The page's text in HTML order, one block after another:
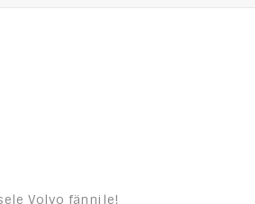
Volvo fännile!